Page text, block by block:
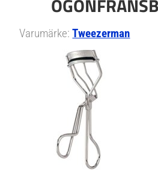
Varumärke:Tweezerman